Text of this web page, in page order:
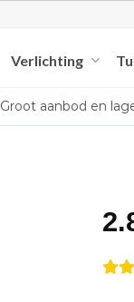
Verlichting
Groot aanbod en